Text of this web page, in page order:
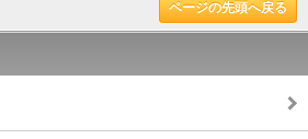
ページの先頭へ戻る